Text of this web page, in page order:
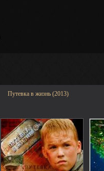
Путевка в жизнь (2013)